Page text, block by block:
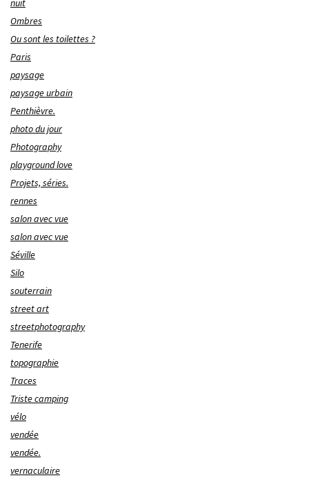
nuit
Ombres
Ou sont les toilettes ?
Paris
paysage
paysage urbain
Penthièvre.
photo du jour
Photography
playground love
Projets, séries.
rennes
salon avec vue
salon avec vue
Séville
Silo
souterrain
street art
streetphotography
Tenerife
topographie
Traces
Triste camping
vélo
vendée
vendée.
vernaculaire